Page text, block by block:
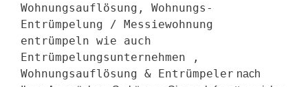
Wohnungsauflösung, Wohnungs-
Entrümpelung / Messiewohnung
entrümpeln wie auch
Entrümpelungsunternehmen ,
Wohnungsauflösung & Entrümpeler nach